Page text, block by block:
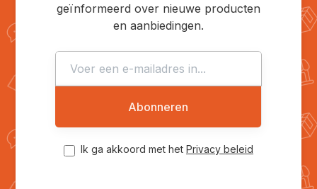
geïnformeerd over nieuwe producten
en aanbiedingen.
Abonneren
Ik ga akkoord met het Privacy beleid